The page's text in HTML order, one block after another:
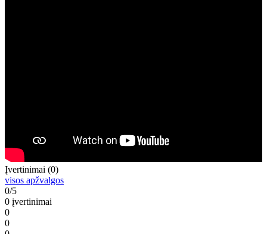
Įvertinimai (0)
visos apžvalgos
0/5
0 įvertinimai
0
0